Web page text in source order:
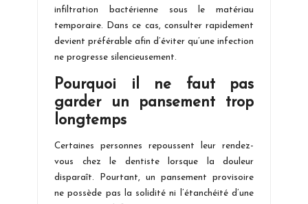
infiltration bactérienne sous le matériau
temporaire. Dans ce cas, consulter rapidement
devient préférable afin d’éviter qu’une infection
ne progresse silencieusement.
Pourquoi il ne faut pas
garder un pansement trop
longtemps
Certaines personnes repoussent leur rendez-
vous chez le dentiste lorsque la douleur
disparaît. Pourtant, un pansement provisoire
ne possède pas la solidité ni l’étanchéité d’une